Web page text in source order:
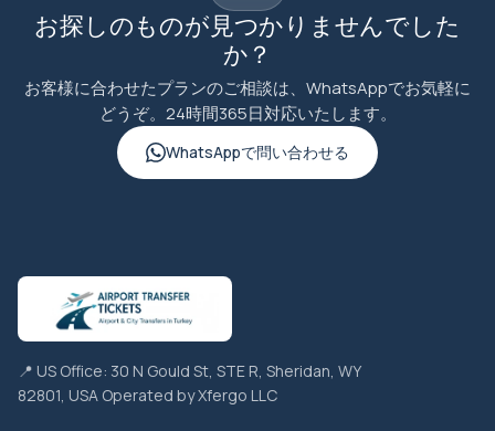
お探しのものが見つかりませんでした
か？
お客様に合わせたプランのご相談は、WhatsAppでお気軽に
どうぞ。24時間365日対応いたします。
WhatsAppで問い合わせる
📍 US Office: 30 N Gould St, STE R, Sheridan, WY
82801, USA Operated by Xfergo LLC